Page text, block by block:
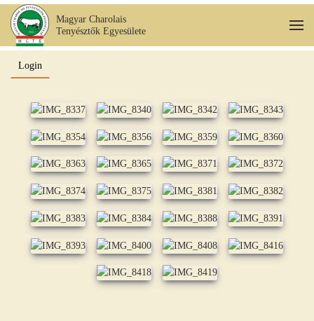
Skip to main content
Magyar Charolais
Tenyésztők Egyesülete
Login